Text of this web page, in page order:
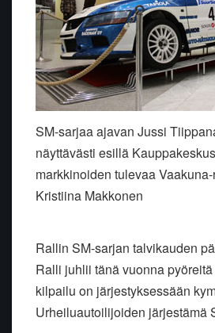
SM-sarjaa ajavan Jussi
näyttävästi esillä
markkinoiden tulevaa
Kristiina Makkonen
Rallin SM-sarjan talvikauden
Ralli juhlii tänä vuonna
kilpailu on järjestyksessään
Urheiluautoilijoiden järjestämä